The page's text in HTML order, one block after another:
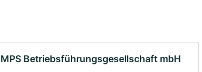
MPS Betriebsführungsgesellschaft mbH